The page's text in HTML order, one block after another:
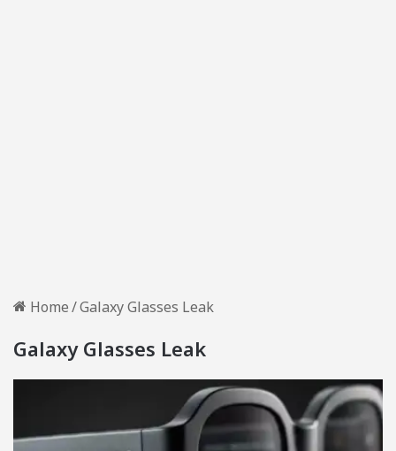
Home/Galaxy Glasses Leak
Galaxy Glasses Leak